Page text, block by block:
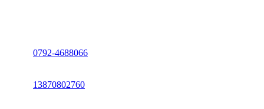
0792-4688066
13870802760